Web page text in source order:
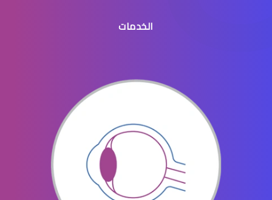
عيون الاطفال الخدج
عيون الاطفال المنتفخه
الخدمات